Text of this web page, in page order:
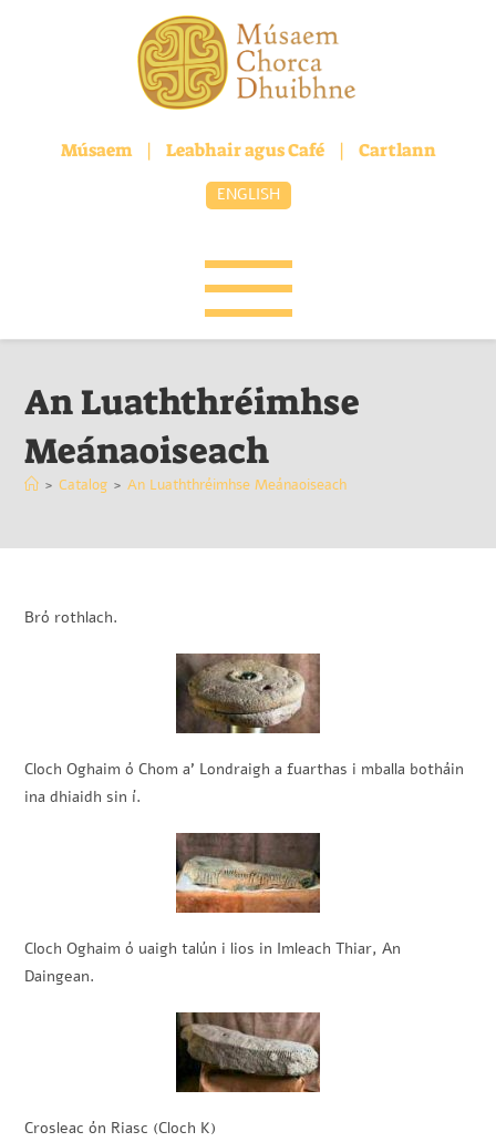
Músaem | Leabhair agus Café | Cartlann
ENGLISH
An Luaththréimhse
Meánaoiseach
> Catalog > An Luaththréimhse Meánaoiseach
Bró rothlach.
Cloch Oghaim ó Chom a’ Londraigh a fuarthas i mballa botháin
ina dhiaidh sin í.
Cloch Oghaim ó uaigh talún i lios in Imleach Thiar, An
Daingean.
Crosleac ón Riasc (Cloch K)